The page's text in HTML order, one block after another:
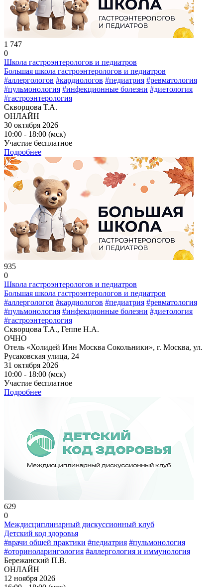
1 747
0
Школа гастроэнтерологов и педиатров
Большая школа гастроэнтерологов и педиатров
#аллергологов #кардиологов #педиатрия #ревматология
#пульмонология #инфекционные болезни #диетология
#гастроэнтерология
Скворцова Т.А.
ОНЛАЙН
30 октября 2026
10:00 - 18:00 (мск)
Участие бесплатное
Подробнее
935
0
Школа гастроэнтерологов и педиатров
Большая школа гастроэнтерологов и педиатров
#аллергологов #кардиологов #педиатрия #ревматология
#пульмонология #инфекционные болезни #диетология
#гастроэнтерология
Скворцова Т.А., Геппе Н.А.
ОЧНО
Отель «Холидей Инн Москва Сокольники», г. Москва, ул.
Русаковская улица, 24
31 октября 2026
10:00 - 18:00 (мск)
Участие бесплатное
Подробнее
629
0
Междисциплинарный дискуссионный клуб
Детский код здоровья
#врачи общей практики #педиатрия #пульмонология
#оториноларингология #аллергология и иммунология
Бережанский П.В.
ОНЛАЙН
12 ноября 2026